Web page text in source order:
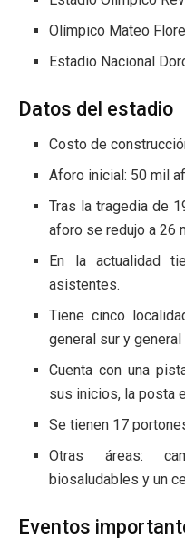
Olímpico Mateo
Estadio Nacional
Datos del estadio
Costo de
Aforo inicial: 50 mil
Tras la tragedia de
aforo se redujo a 26
En la actualidad
asistentes.
Tiene cinco
general sur y general
Cuenta con una
sus inicios, la posta
Se tienen 17
Otras áreas:
biosaludables y un
Eventos